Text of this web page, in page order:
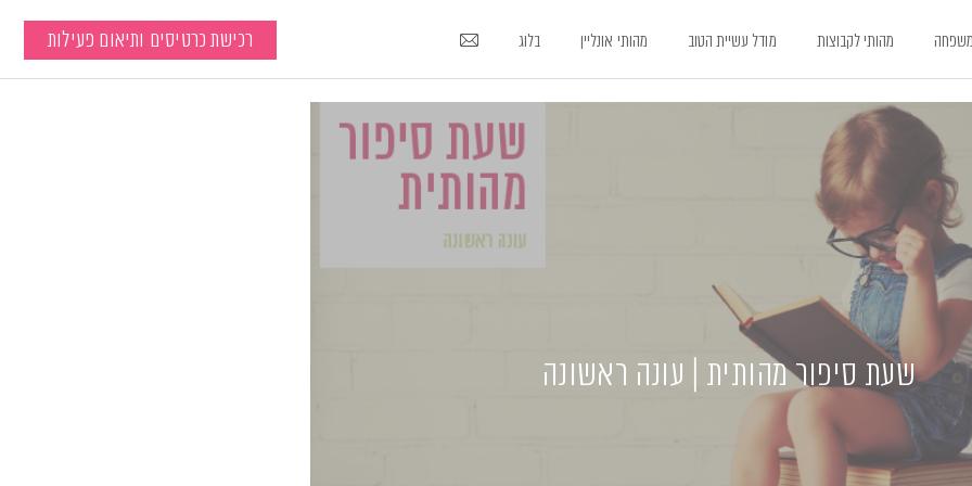
מהותי לקבוצות מודל עשיית הטוב מהותי אונליין בלוג רכישת כרטיסים ותיאום פעילות
שעת סיפור מהותית | עונה ראשונה